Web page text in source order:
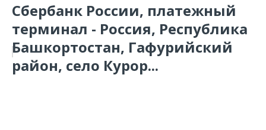
Сбербанк России, платежный
терминал - Россия, Республика
Башкортостан, Гафурийский
район, село Курор...